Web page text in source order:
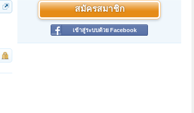
สมัครสมาชิก
เข้าสู่ระบบด้วย Facebook